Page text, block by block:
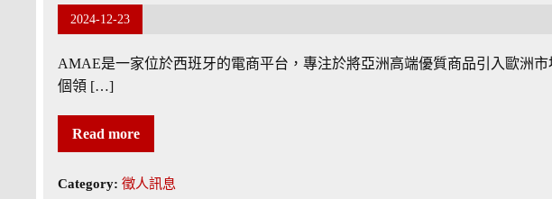
2024-12-23
AMAE是一家位於西班牙的電商平台，專注於將亞洲高端優質商品引入歐洲
個領 […]
Read more
Category:徵人訊息